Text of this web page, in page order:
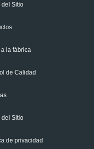
del Sitio
la fábrica
de Calidad
del Sitio
de privacidad